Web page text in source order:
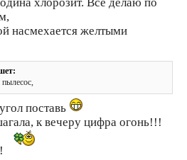
насмехается желтыми
поставь
к вечеру цифра огонь!!!